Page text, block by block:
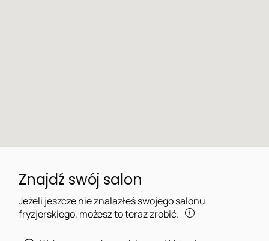
Znajdź swój salon
Jeżeli jeszcze nie znalazłeś swojego salonu
fryzjerskiego, możesz to teraz zrobić.